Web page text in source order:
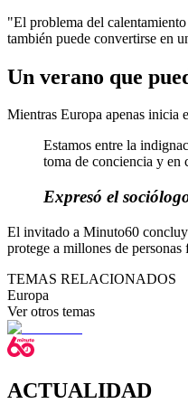
"El problema del
también puede convertirse en
Un verano que
Mientras Europa apenas inicia
Estamos entre la
toma de conciencia y en
Expresó el
El invitado a Minuto60
protege a millones de
TEMAS RELACIONADOS
Europa
Ver otros temas
ACTUALIDAD